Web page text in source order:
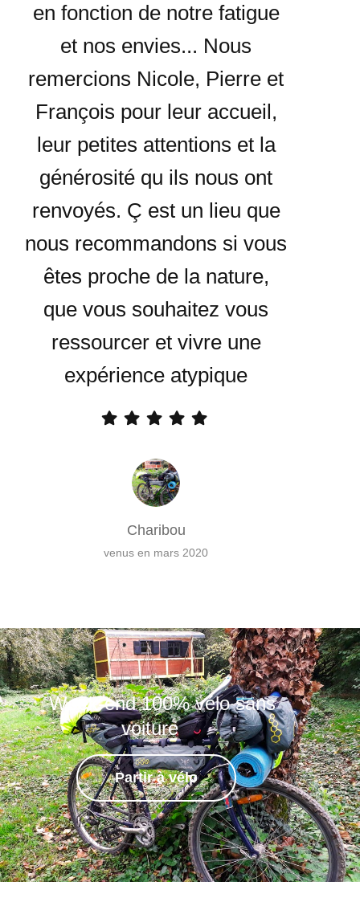
en fonction de notre fatigue
et nos envies... Nous
remercions Nicole, Pierre et
François pour leur accueil,
leur petites attentions et la
générosité qu ils nous ont
renvoyés. Ç est un lieu que
nous recommandons si vous
êtes proche de la nature,
que vous souhaitez vous
ressourcer et vivre une
expérience atypique
Charibou
venus en mars 2020
Week-end 100% vélo sans
voiture
Partir à vélo